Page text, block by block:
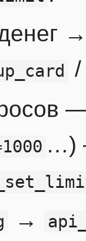
…)
→